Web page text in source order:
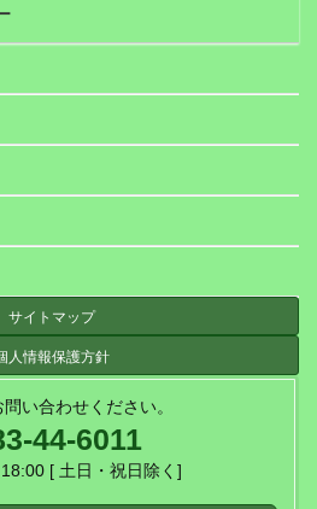
サイトマップ
人情報保護方針
い合わせください。
44-6011
[ 土日・祝日除く]